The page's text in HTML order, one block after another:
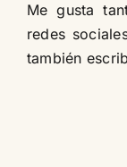
Me gusta
redes
también